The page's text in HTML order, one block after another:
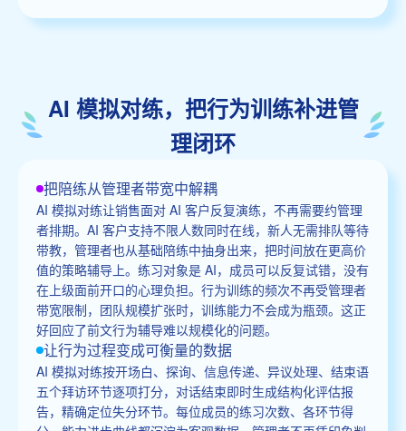
AI 模拟对练，把行为训练补进管
理闭环
把陪练从管理者带宽中解耦
AI 模拟对练让销售面对 AI 客户反复演练，不再需要约管理
者排期。AI 客户支持不限人数同时在线，新人无需排队等待
带教，管理者也从基础陪练中抽身出来，把时间放在更高价
值的策略辅导上。练习对象是 AI，成员可以反复试错，没有
在上级面前开口的心理负担。行为训练的频次不再受管理者
带宽限制，团队规模扩张时，训练能力不会成为瓶颈。这正
好回应了前文行为辅导难以规模化的问题。
让行为过程变成可衡量的数据
AI 模拟对练按开场白、探询、信息传递、异议处理、结束语
五个拜访环节逐项打分，对话结束即时生成结构化评估报
告，精确定位失分环节。每位成员的练习次数、各环节得